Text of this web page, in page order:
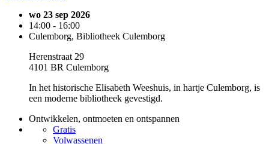
wo 23 sep 2026
14:00 - 16:00
Culemborg, Bibliotheek Culemborg
Herenstraat 29
4101 BR Culemborg
In het historische Elisabeth Weeshuis, in hartje Culemborg, is
een moderne bibliotheek gevestigd.
Ontwikkelen, ontmoeten en ontspannen
Gratis
Volwassenen